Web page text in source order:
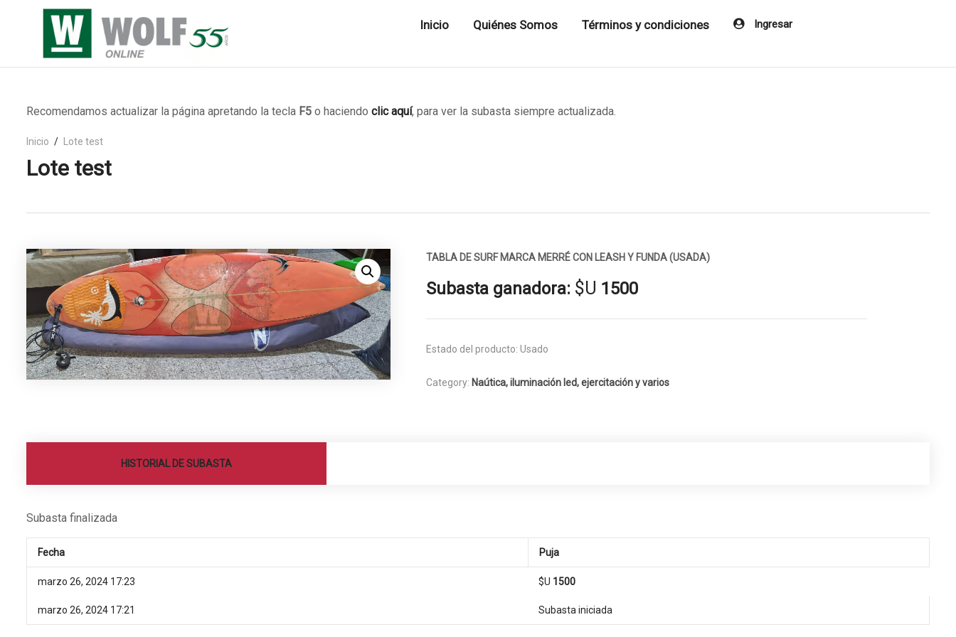
Inicio Quiénes Somos Términos y condiciones Ingresar
Recomendamos actualizar la página apretando la tecla F5 o haciendo clic aquí, para ver la subasta siempre actualizada.
Inicio Lote test
Lote test
TABLA DE SURF MARCA MERRÉ CON LEASH Y FUNDA (USADA)
Subasta ganadora:$U 1500
Estado del producto: Usado
Category: Naútica, iluminación led, ejercitación y varios
HISTORIAL DE SUBASTA
Subasta finalizada
Fecha Puja
marzo 26, 2024 17:23 $U 1500
marzo 26, 2024 17:21 Subasta iniciada